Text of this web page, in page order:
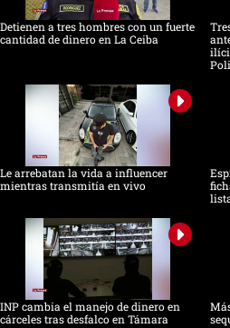
Detienen a tres hombres con un fuerte
cantidad de dinero en La Ceiba
Le arrebatan la vida a influencer
mientras transmitía en vivo
INP cambia el manejo de dinero en
cárceles tras desfalco en Támara